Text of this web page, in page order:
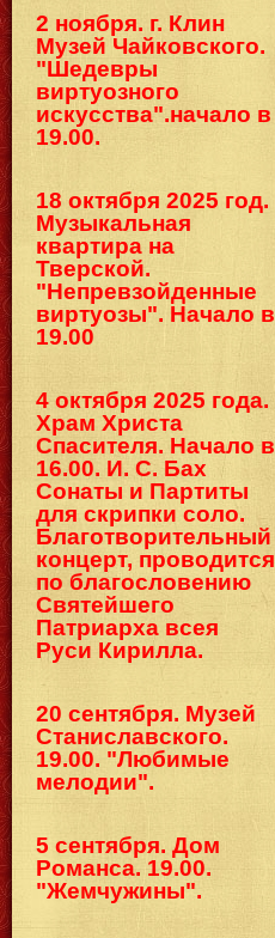
2 ноября. г. Клин
Музей Чайковского.
"Шедевры
виртуозного
искусства".начало в
19.00.
18 октября 2025 год.
Музыкальная
квартира на
Тверской.
"Непревзойденные
виртуозы". Начало в
19.00
4 октября 2025 года.
Храм Христа
Спасителя. Начало в
16.00. И. С. Бах
Сонаты и Партиты
для скрипки соло.
Благотворительный
концерт, проводится
по благословению
Святейшего
Патриарха всея
Руси Кирилла.
20 сентября. Музей
Станиславского.
19.00. "Любимые
мелодии".
5 сентября. Дом
Романса. 19.00.
"Жемчужины".